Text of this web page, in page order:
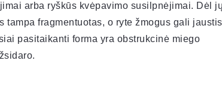
arba ryškūs kvėpavimo susilpnėjimai. Dėl
tampa fragmentuotas, o ryte žmogus gali jaustis
pasitaikanti forma yra obstrukcinė miego